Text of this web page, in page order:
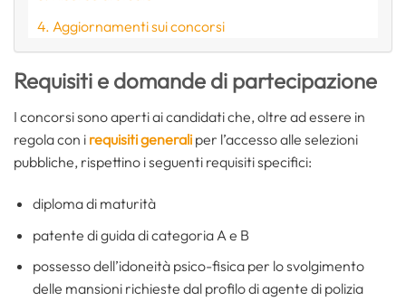
Aggiornamenti sui concorsi
Requisiti e domande di partecipazione
I concorsi sono aperti ai candidati che, oltre ad essere in
regola con i requisiti generali per l’accesso alle selezioni
pubbliche, rispettino i seguenti requisiti specifici:
diploma di maturità
patente di guida di categoria A e B
possesso dell’idoneità psico-fisica per lo svolgimento
delle mansioni richieste dal profilo di agente di polizia